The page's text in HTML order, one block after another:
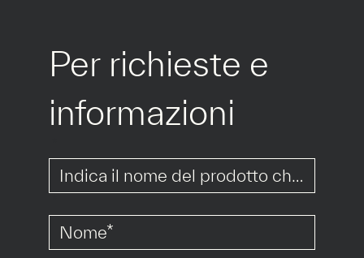
Per richieste e
informazioni